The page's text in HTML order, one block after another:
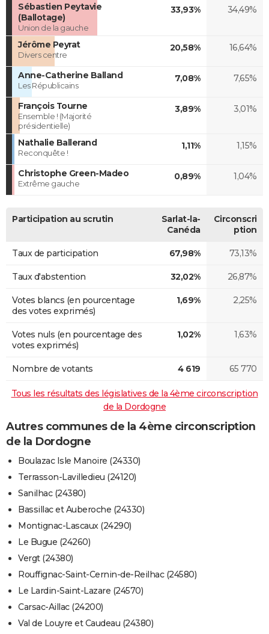
Sébastien Peytavie
(Ballotage)
Union de la gauche
33,93% 34,49%
Jérôme Peyrat
Divers centre
20,58% 16,64%
Anne-Catherine Balland
Les Républicains
7,08% 7,65%
François Tourne
Ensemble ! (Majorité
présidentielle)
3,89% 3,01%
Nathalie Ballerand
Reconquête !
1,11% 1,15%
Christophe Green-Madeo
Extrême gauche
0,89% 1,04%
Participation au scrutin
Sarlat-la-
Canéda
Circonscri
ption
Taux de participation 67,98% 73,13%
Taux d'abstention 32,02% 26,87%
Votes blancs (en pourcentage
des votes exprimés)
1,69% 2,25%
Votes nuls (en pourcentage des
votes exprimés)
1,02% 1,63%
Nombre de votants 4 619 65 770
Tous les résultats des législatives de la 4ème circonscription
de la Dordogne
Autres communes de la 4ème circonscription
de la Dordogne
Boulazac Isle Manoire (24330)
Terrasson-Lavilledieu (24120)
Sanilhac (24380)
Bassillac et Auberoche (24330)
Montignac-Lascaux (24290)
Le Bugue (24260)
Vergt (24380)
Rouffignac-Saint-Cernin-de-Reilhac (24580)
Le Lardin-Saint-Lazare (24570)
Carsac-Aillac (24200)
Val de Louyre et Caudeau (24380)